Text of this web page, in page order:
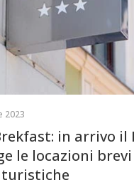
2023
in arrivo il
le locazioni brevi